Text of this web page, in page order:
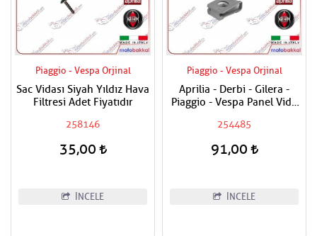
Piaggio - Vespa Orjinal
Sac Vidası Siyah Yıldız Hava
Filtresi Adet Fiyatıdır
258146
35,00
İNCELE
Piaggio - Vespa Orjinal
Aprilia - Derbi - Gilera -
Piaggio - Vespa Panel Vida
254485
91,00
İNCELE